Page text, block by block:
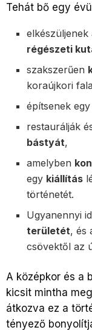
Tehát bő egy
régészeti
szakszerűen
koraújkori
építsenek egy
restaurálják
bástyát,
amelyben
egy kiállítás
történetét.
Ugyanennyi
területét, és
csövektől az
A középkor és a
kicsit mintha
átkozva ez a
tényező